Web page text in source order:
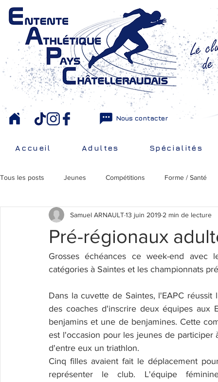
Nous contacter
Accueil Adultes Spécialités
Tous les posts Jeunes Compétitions Forme / Santé
Pré-régionaux
Samuel ARNAULT13 juin 2019 2 min de lecture
Grosses échéances ce week-end
catégories à Saintes et les championnats
Dans la cuvette de Saintes, l'EAPC
des coaches d'inscrire deux équipes
benjamins et une de benjamines. Cette
est l'occasion pour les jeunes de
d'entre eux un triathlon.
Cinq filles avaient fait le déplacement
représenter le club. L'équipe